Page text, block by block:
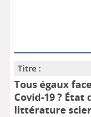
Titre :
Tous égaux
Covid-19 ? État
littérature